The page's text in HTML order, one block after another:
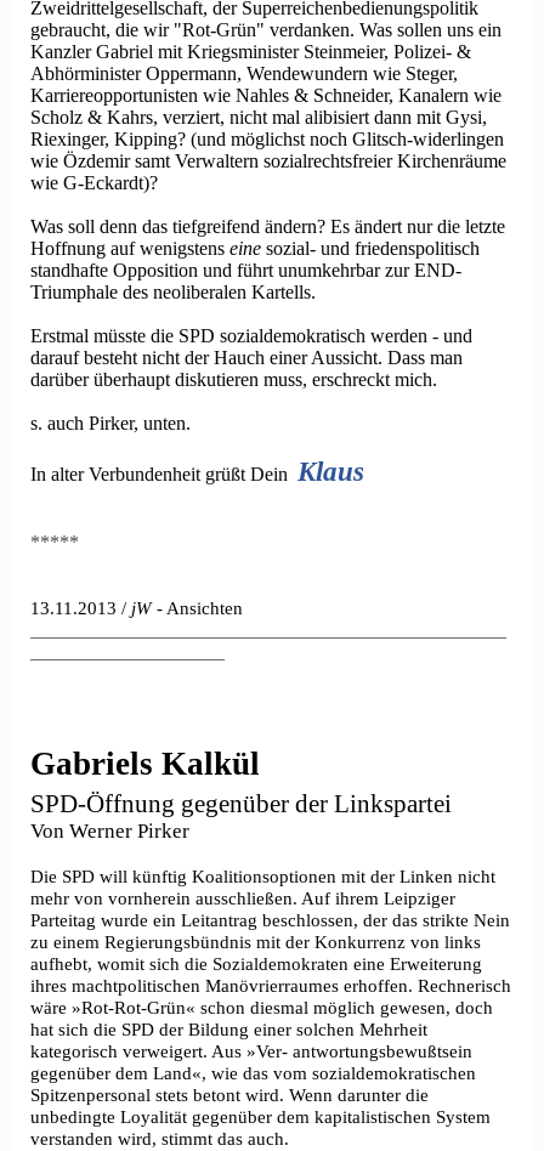
Zweidrittelgesellschaft, der Superreichenbedienungspolitik
gebraucht, die wir "Rot-Grün" verdanken. Was sollen uns ein
Kanzler Gabriel mit Kriegsminister Steinmeier, Polizei- &
Abhörminister Oppermann, Wendewundern wie Steger,
Karriereopportunisten wie Nahles & Schneider, Kanalern wie
Scholz & Kahrs, verziert, nicht mal alibisiert dann mit Gysi,
Riexinger, Kipping? (und möglichst noch Glitsch-widerlingen
wie Özdemir samt Verwaltern sozialrechtsfreier Kirchenräume
wie G-Eckardt)?
Was soll denn das tiefgreifend ändern? Es ändert nur die letzte
Hoffnung auf wenigstens eine sozial- und friedenspolitisch
standhafte Opposition und führt unumkehrbar zur END-
Triumphale des neoliberalen Kartells.
Erstmal müsste die SPD sozialdemokratisch werden - und
darauf besteht nicht der Hauch einer Aussicht. Dass man
darüber überhaupt diskutieren muss, erschreckt mich.
s. auch Pirker, unten.
In alter Verbundenheit grüßt Dein Klaus
*****
13.11.2013 / jW- Ansichten
Gabriels Kalkül
SPD-Öffnung gegenüber der Linkspartei
Von Werner Pirker
Die SPD will künftig Koalitionsoptionen mit der Linken nicht
mehr von vornherein ausschließen. Auf ihrem Leipziger
Parteitag wurde ein Leitantrag beschlossen, der das strikte Nein
zu einem Regierungsbündnis mit der Konkurrenz von links
aufhebt, womit sich die Sozialdemokraten eine Erweiterung
ihres machtpolitischen Manövrierraumes erhoffen. Rechnerisch
wäre »Rot-Rot-Grün« schon diesmal möglich gewesen, doch
hat sich die SPD der Bildung einer solchen Mehrheit
kategorisch verweigert. Aus »Ver- antwortungsbewußtsein
gegenüber dem Land«, wie das vom sozialdemokratischen
Spitzenpersonal stets betont wird. Wenn darunter die
unbedingte Loyalität gegenüber dem kapitalistischen System
verstanden wird, stimmt das auch.